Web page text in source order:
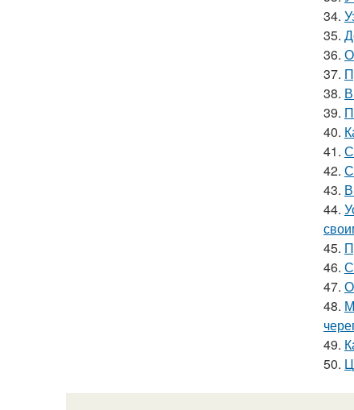
34.
35.
36.
37.
38.
39.
40.
41.
42.
43.
44.
45.
46.
47.
48.
49.
50.